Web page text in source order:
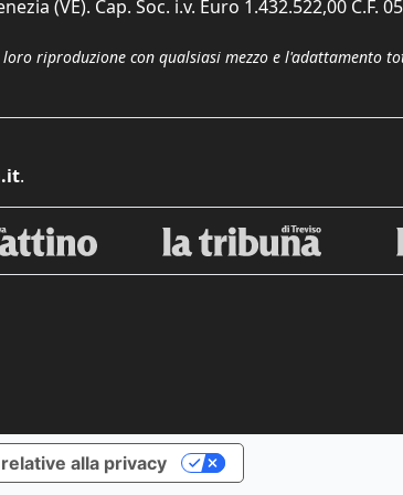
(VE). Cap. Soc. i.v. Euro 1.432.522,00 C.F.
riproduzione con qualsiasi mezzo e l'adattamento
.
alla privacy